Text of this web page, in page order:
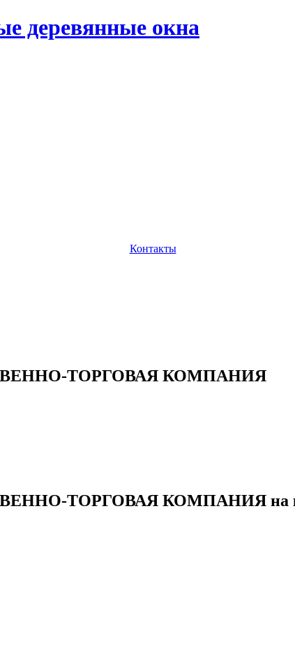
деревянные окна
Контакты
ТОРГОВАЯ КОМПАНИЯ
ТОРГОВАЯ КОМПАНИЯ на